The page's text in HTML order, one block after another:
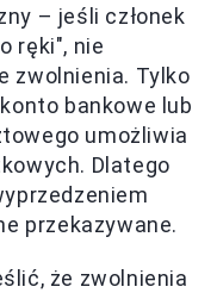
– jeśli członek
ręki", nie
zwolnienia. Tylko
bankowe lub
umożliwia
Dlatego
przekazywane.
że zwolnienia